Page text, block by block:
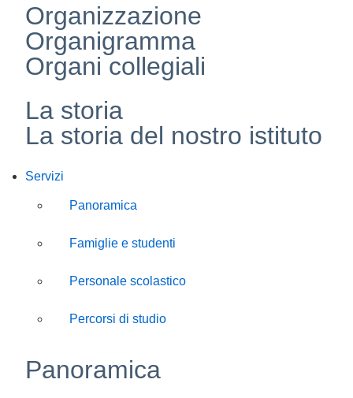
Organizzazione
Organigramma
Organi collegiali
La storia
La storia del nostro istituto
Servizi
Panoramica
Famiglie e studenti
Personale scolastico
Percorsi di studio
Panoramica